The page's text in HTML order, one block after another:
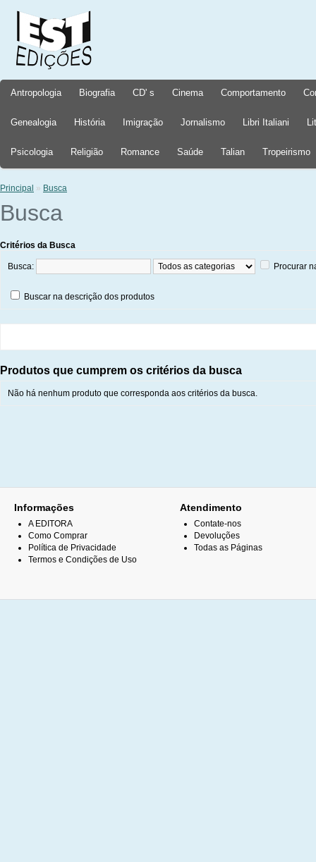
Antropologia Biografia CD' s Cinema Comportamento
Genealogia História Imigração Jornalismo Libri Italiani
Psicologia Religião Romance Saúde Talian Tropeirismo
Principal » Busca
Busca
Critérios da Busca
Busca: Procurar
Buscar na descrição dos produtos
Produtos que cumprem os critérios da busca
Não há nenhum produto que corresponda aos critérios da busca.
Informações
A EDITORA
Como Comprar
Política de Privacidade
Termos e Condições de Uso
Atendimento
Contate-nos
Devoluções
Todas as Páginas